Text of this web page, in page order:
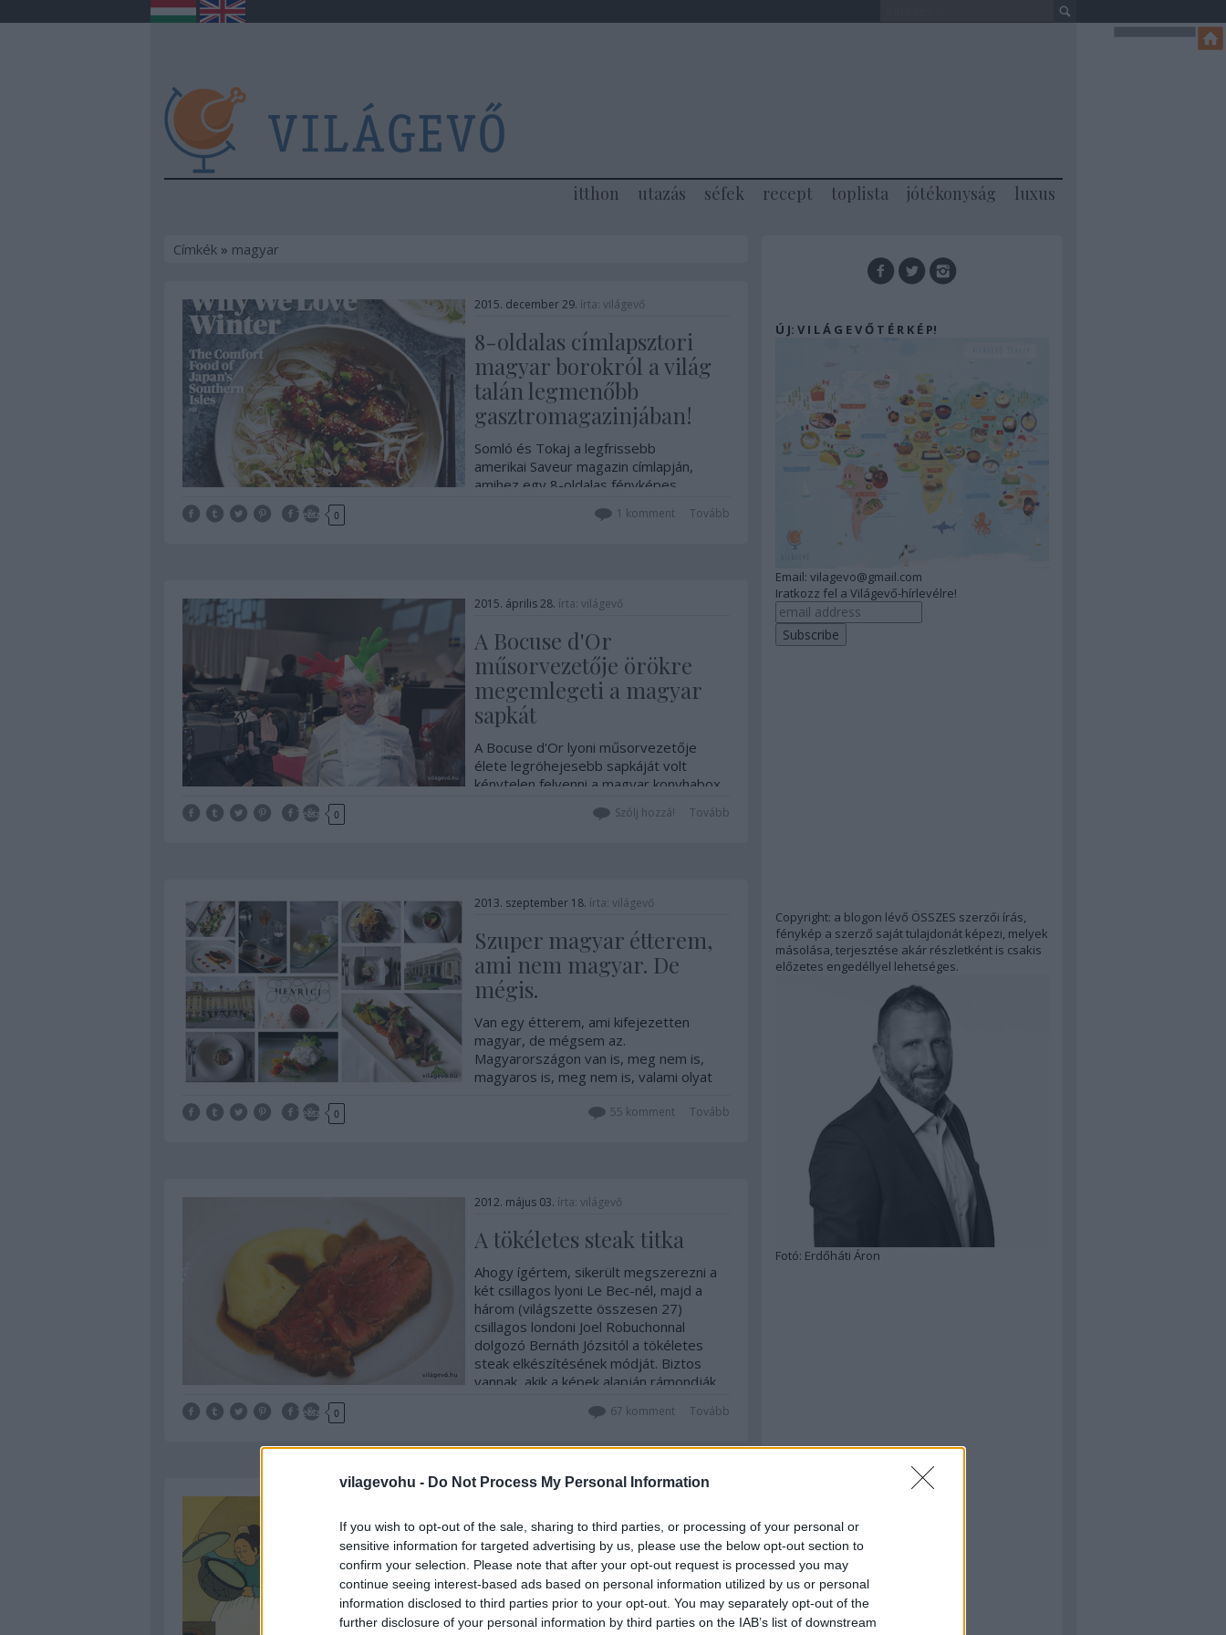
vilagevohu - Do Not Process My Personal Information
If you wish to opt-out of the sale, sharing to third parties, or processing of your personal or
sensitive information for targeted advertising by us, please use the below opt-out section to
confirm your selection. Please note that after your opt-out request is processed you may
continue seeing interest-based ads based on personal information utilized by us or personal
information disclosed to third parties prior to your opt-out. You may separately opt-out of the
further disclosure of your personal information by third parties on the IAB’s list of downstream
itthon utazás séfek recept toplista jótékonyság luxus
Címkék» magyar
2015. december 29. írta: világevő
8-oldalas címlapsztori
magyar borokról a világ
talán legmenőbb
gasztromagazinjában!
Somló és Tokaj a legfrissebb
amerikai Saveur magazin címlapján,
amihez egy 8-oldalas fényképes
magazin The Forgotten Hat of God - a
Tetszik 0 Tovább
1 komment
2015. április 28. írta: világevő
A Bocuse d'Or
műsorvezetője örökre
megemlegeti a magyar
sapkát
A Bocuse d'Or lyoni műsorvezetője
élete legröhejesebb sapkáját volt
kénytelen felvenni a magyar konyhabox
persze a magyar csapat és a gömböc
Tetszik 0 Tovább
Szólj hozzá!
2013. szeptember 18. írta: világevő
Szuper magyar étterem,
ami nem magyar. De
mégis.
Van egy étterem, ami kifejezetten
magyar, de mégsem az.
Magyarországon van is, meg nem is,
magyaros is, meg nem is, valami olyat
politizálást/történészkedést törlök,
Tetszik 0 Tovább
55 komment
2012. május 03. írta: világevő
A tökéletes steak titka
Ahogy ígértem, sikerült megszerezni a
két csillagos lyoni Le Bec-nél, majd a
három (világszette összesen 27)
csillagos londoni Joel Robuchonnal
dolgozó Bernáth Józsitól a tökéletes
steak elkészítésének módját. Biztos
vannak, akik a képek alapján rámondják,
Tetszik 0 Tovább
67 komment
Nagyboldogasszony élő
élelme csillagközi
hősködéshez
Akarsz-e egy húron pendülni egy táltos
Ú J: V I L Á G E V Ő T É R K É P!
Email: vilagevo@gmail.com
Iratkozz fel a Világevő-hírlevélre!
Copyright: a blogon lévő ÖSSZES szerzői írás,
fénykép a szerző saját tulajdonát képezi, melyek
másolása, terjesztése akár részletként is csakis
előzetes engedéllyel lehetséges.
Fotó: Erdőháti Áron